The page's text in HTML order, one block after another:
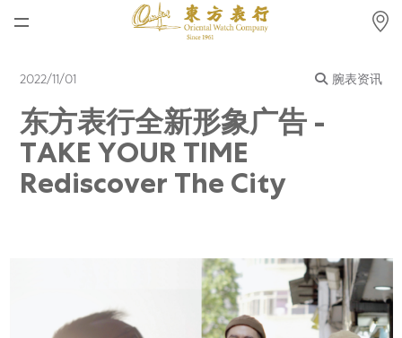
最新消息
腕表资讯
公司动态
品牌
2022/11/01 腕表资讯
东方表行全新形象广告 -
TAKE YOUR TIME
Rediscover The City